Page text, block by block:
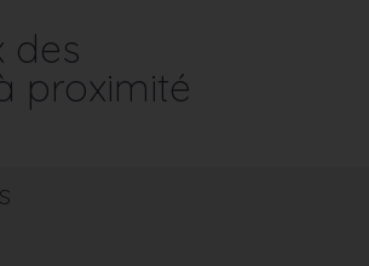
des
proximité